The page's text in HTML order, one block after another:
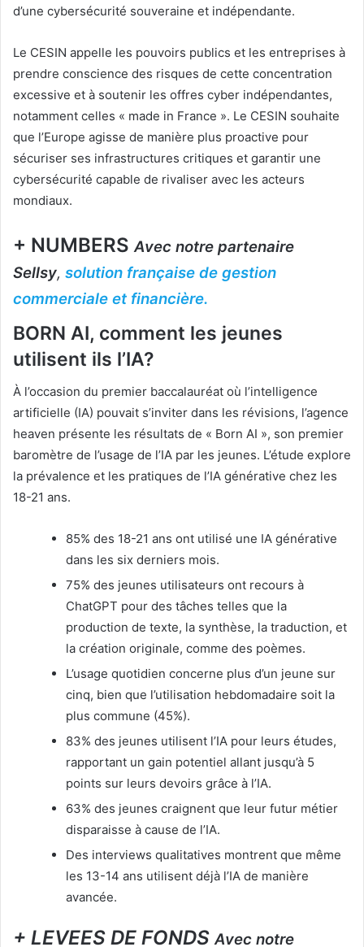
d’une cybersécurité souveraine et indépendante.
Le CESIN appelle les pouvoirs publics et les entreprises à
prendre conscience des risques de cette concentration
excessive et à soutenir les offres cyber indépendantes,
notamment celles « made in France ». Le CESIN souhaite
que l’Europe agisse de manière plus proactive pour
sécuriser ses infrastructures critiques et garantir une
cybersécurité capable de rivaliser avec les acteurs
mondiaux.
+ NUMBERSAvec notre partenaire
Sellsy, solution française de gestion
commerciale et financière.
BORN AI, comment les jeunes
utilisent ils l’IA?
À l’occasion du premier baccalauréat où l’intelligence
artificielle (IA) pouvait s’inviter dans les révisions, l’agence
heaven présente les résultats de « Born AI », son premier
baromètre de l’usage de l’IA par les jeunes. L’étude explore
la prévalence et les pratiques de l’IA générative chez les
18-21 ans.
85% des 18-21 ans ont utilisé une IA générative
dans les six derniers mois.
75% des jeunes utilisateurs ont recours à
ChatGPT pour des tâches telles que la
production de texte, la synthèse, la traduction, et
la création originale, comme des poèmes.
L’usage quotidien concerne plus d’un jeune sur
cinq, bien que l’utilisation hebdomadaire soit la
plus commune (45%).
83% des jeunes utilisent l’IA pour leurs études,
rapportant un gain potentiel allant jusqu’à 5
points sur leurs devoirs grâce à l’IA.
63% des jeunes craignent que leur futur métier
disparaisse à cause de l’IA.
Des interviews qualitatives montrent que même
les 13-14 ans utilisent déjà l’IA de manière
avancée.
+ LEVEES DE FONDSAvec notre